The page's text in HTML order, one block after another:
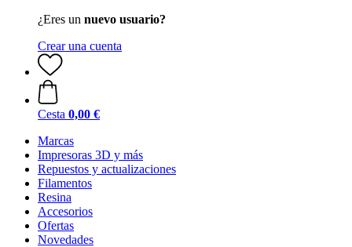
¿Eres un nuevo usuario?
Crear una cuenta
Cesta 0,00 €
Marcas
Impresoras 3D y más
Repuestos y actualizaciones
Filamentos
Resina
Accesorios
Ofertas
Novedades